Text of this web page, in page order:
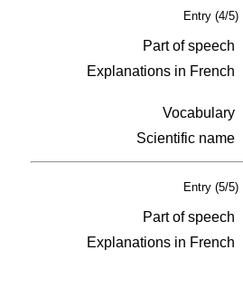
Entry (4/5)
Part of speech
Explanations in French
Vocabulary
Scientific name
Entry (5/5)
Part of speech
Explanations in French